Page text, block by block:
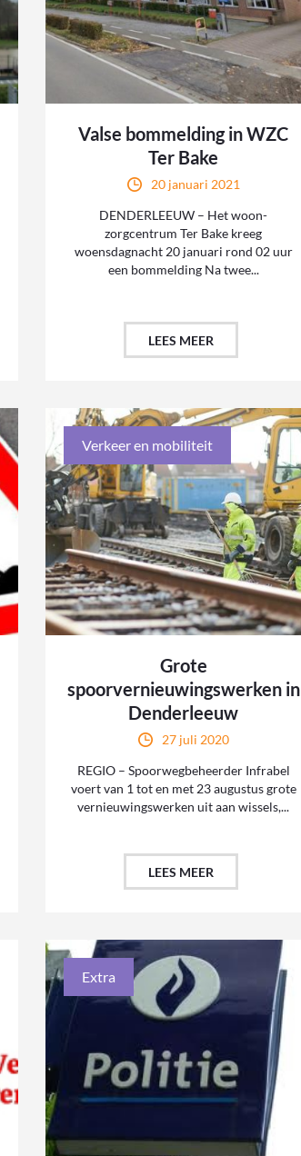
Valse bommelding in WZC
Ter Bake
20 januari 2021
DENDERLEEUW – Het woon-
zorgcentrum Ter Bake kreeg
woensdagnacht 20 januari rond 02 uur
een bommelding Na twee...
LEES MEER
Verkeer en mobiliteit
Grote
spoorvernieuwingswerken in
Denderleeuw
27 juli 2020
REGIO – Spoorwegbeheerder Infrabel
voert van 1 tot en met 23 augustus grote
vernieuwingswerken uit aan wissels,...
LEES MEER
Extra